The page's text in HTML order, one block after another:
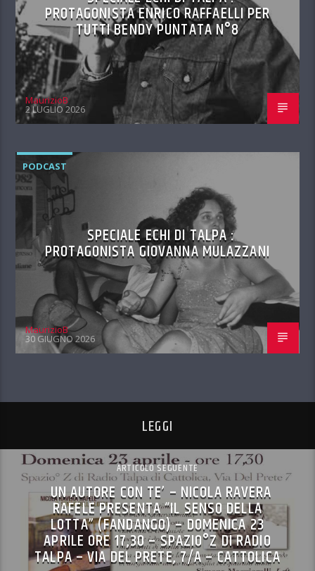
PROTAGONISTA ENRICO RAFFAELLI PER
TUTTI BENDY PUNTATA N°8
MaurizioB
2 LUGLIO 2026
PODCAST
SPECIALE ECHI DI TALPA :
PROTAGONISTA GIOVANNA MULAZZANI
MaurizioB
30 GIUGNO 2026
LEGGI
ARTICOLO SEGUENTE
UN AUTORE CON TE’ – NICOLA RAVERA
RAFELE PRESENTA “IL SENSO DELLA
LOTTA” (FANDANGO) – DOMENICA 23
APRILE ORE 17,30 – SPAZIO°Z DI RADIO
TALPA – VIA DEL PRETE, 7/A – CATTOLICA